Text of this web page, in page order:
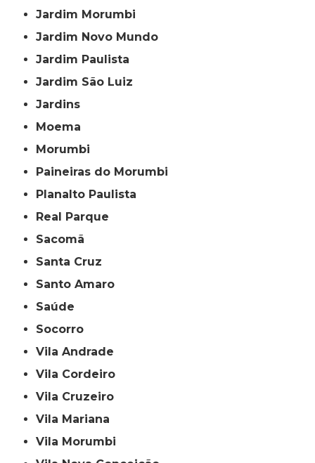
Jardim Morumbi
Jardim Novo Mundo
Jardim Paulista
Jardim São Luiz
Jardins
Moema
Morumbi
Paineiras do Morumbi
Planalto Paulista
Real Parque
Sacomã
Santa Cruz
Santo Amaro
Saúde
Socorro
Vila Andrade
Vila Cordeiro
Vila Cruzeiro
Vila Mariana
Vila Morumbi